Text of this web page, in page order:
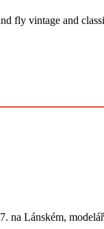
fly vintage and
na Lánském,